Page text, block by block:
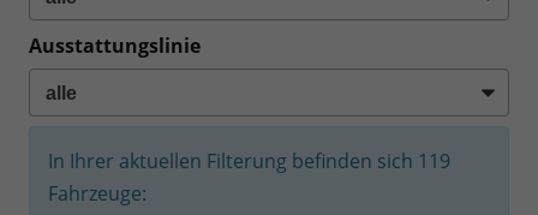
Ausstattungslinie
In Ihrer aktuellen Filterung befinden sich 119
Fahrzeuge: